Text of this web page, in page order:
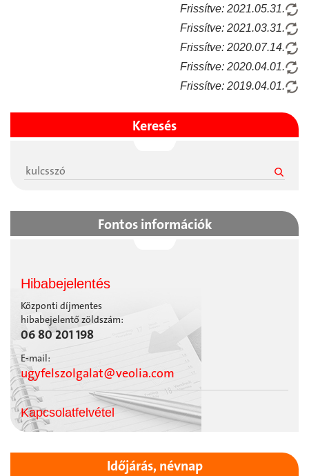
Frissítve: 2021.05.31.
Frissítve: 2021.03.31.
Frissítve: 2020.07.14.
Frissítve: 2020.04.01.
Frissítve: 2019.04.01.
Keresés
Fontos információk
Hibabejelentés
Központi díjmentes
hibabejelentő zöldszám:
06 80 201 198
E-mail:
ugyfelszolgalat@veolia.com
Kapcsolatfelvétel
Időjárás, névnap